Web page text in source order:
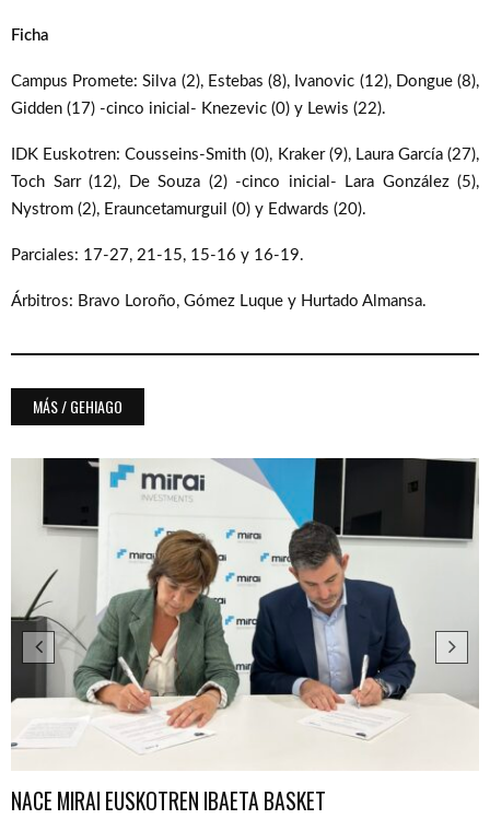
Ficha
Campus Promete: Silva (2), Estebas (8), Ivanovic (12), Dongue (8),
Gidden (17) -cinco inicial- Knezevic (0) y Lewis (22).
IDK Euskotren: Cousseins-Smith (0), Kraker (9), Laura García (27),
Toch Sarr (12), De Souza (2) -cinco inicial- Lara González (5),
Nystrom (2), Erauncetamurguil (0) y Edwards (20).
Parciales: 17-27, 21-15, 15-16 y 16-19.
Árbitros: Bravo Loroño, Gómez Luque y Hurtado Almansa.
MÁS / GEHIAGO
NACE MIRAI EUSKOTREN IBAETA BASKET